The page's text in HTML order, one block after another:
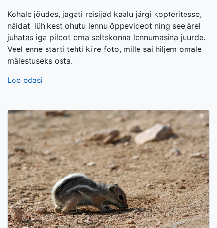
Kohale jõudes, jagati reisijad kaalu järgi kopteritesse,
näidati lühikest ohutu lennu õppevideot ning seejärel
juhatas iga piloot oma seltskonna lennumasina juurde.
Veel enne starti tehti kiire foto, mille sai hiljem omale
mälestuseks osta.
Loe edasi